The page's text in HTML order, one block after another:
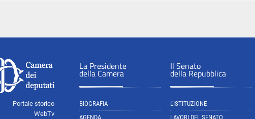
Portale storico
WebTv
La Presidente
della Camera
BIOGRAFIA
AGENDA
Il Senato
della Repubblica
L'ISTITUZIONE
LAVORI DEL SENATO